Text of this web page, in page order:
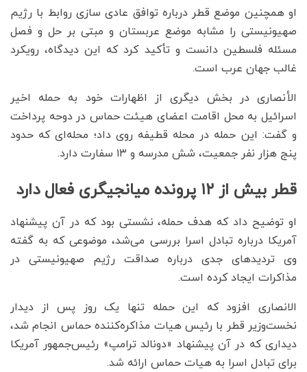
او همچنین موضع قطر درباره توافق عادی سازی روابط با رژیم
صهیونیستی را مشابه موضع عربستان و مبتی بر حل و فصل
مسئله فلسطین دانست و تأکید کرد که این دیدگاه، رویکرد
غالب جهان عرب است.
الأنصاری در بخش دیگری از اظهارات خود به حمله اخیر
اسرائیل به محل اقامت اعضای هیئت حماس در دوحه پرداخت
و گفت: این حمله در محله قطیفه روی داد؛ محله‌ای که حدود
پنج هزار نفر جمعیت، شش مدرسه و ۱۳ سفارت دارد.
قطر بیش از ۱۲ پرونده میانجیگری فعال دارد
او توضیح داد که هدف حمله، نشستی بود که در آن پیشنهاد
آمریکا درباره تبادل اسرا بررسی می‌شد، موضوعی که به گفته
وی تردیدهای جدی درباره صداقت رژیم صهیونیستی در
مذاکرات ایجاد کرده است.
الانصاری افزود که این حمله تنها یک روز پس از دیدار
نخست‌وزیر قطر با رئیس هیات مذاکره‌کننده حماس انجام شد،
دیداری که در آن پیشنهاد «دونالد ترامپ» رئیس‌جمهور آمریکا
برای تبادل اسرا به هیات حماس ارائه شد.